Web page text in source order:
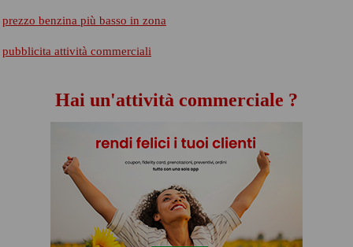
prezzo benzina più basso in zona
pubblicita attività commerciali
Hai un'attività commerciale ?